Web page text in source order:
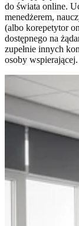
do świata online.
menedżerem,
(albo korepetytor
dostępnego na
zupełnie innych
osoby wspierającej.